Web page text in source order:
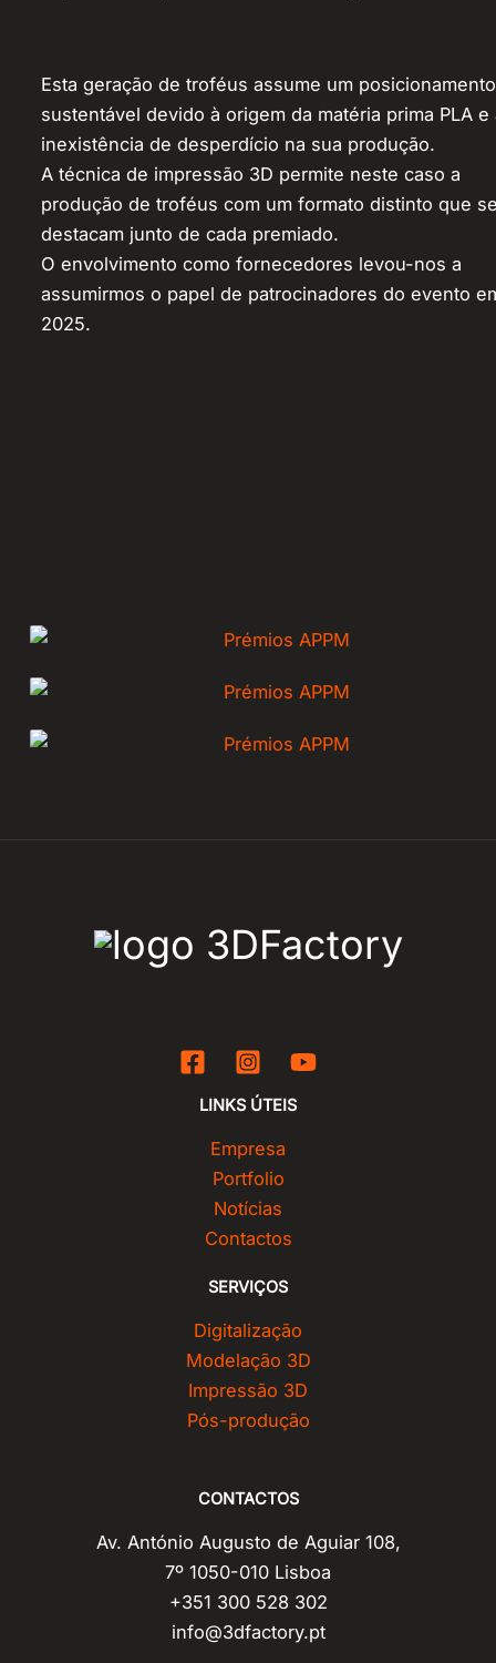
Esta geração de troféus assume um posicionamento
sustentável devido à origem da matéria prima PLA e
inexistência de desperdício na sua produção.
A técnica de impressão 3D permite neste caso a
produção de troféus com um formato distinto que
destacam junto de cada premiado.
O envolvimento como fornecedores levou-nos a
assumirmos o papel de patrocinadores do evento
2025.
LINKS ÚTEIS
Empresa
Portfolio
Notícias
Contactos
SERVIÇOS
Digitalização
Modelação 3D
Impressão 3D
Pós-produção
CONTACTOS
Av. António Augusto de Aguiar 108,
7º 1050-010 Lisboa
+351 300 528 302
info@3dfactory.pt